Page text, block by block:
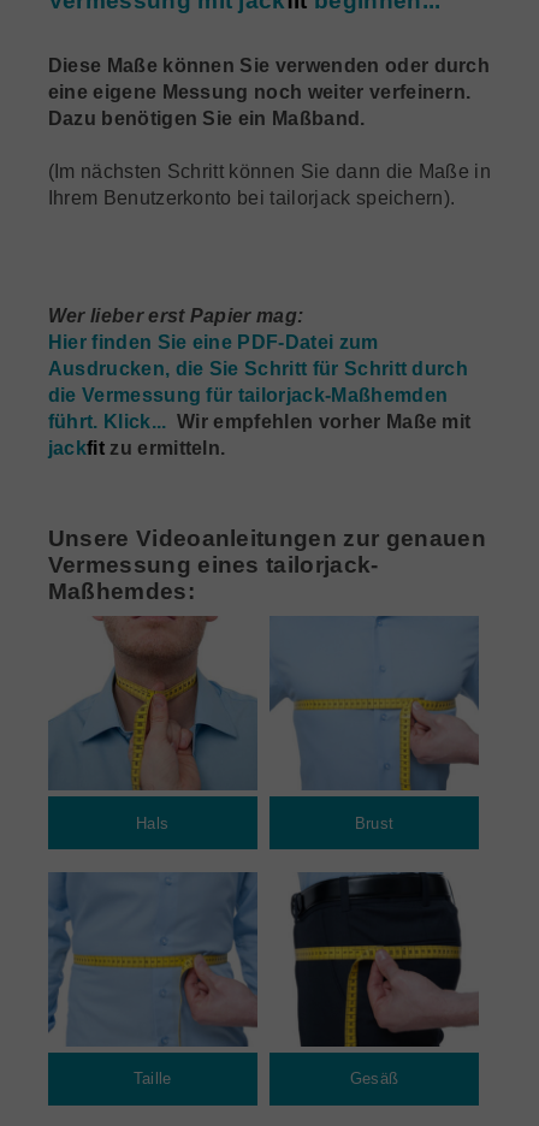
Diese Maße können Sie verwenden oder durch
eine eigene Messung noch weiter verfeinern.
Dazu benötigen Sie ein Maßband.
(Im nächsten Schritt können Sie dann die Maße in
Ihrem Benutzerkonto bei tailorjack speichern).
Wer lieber erst Papier mag:
Hier finden Sie eine PDF-Datei zum
Ausdrucken, die Sie Schritt für Schritt durch
die Vermessung für tailorjack-Maßhemden
führt. Klick...
Wir empfehlen vorher Maße mit
jackfitzu ermitteln.
Unsere Videoanleitungen zur genauen
Vermessung eines tailorjack-
Maßhemdes:
Hals Brust
Taille Gesäß